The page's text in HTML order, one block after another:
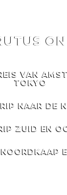
VAN
TOKYO
NAAR DE
ZUID EN